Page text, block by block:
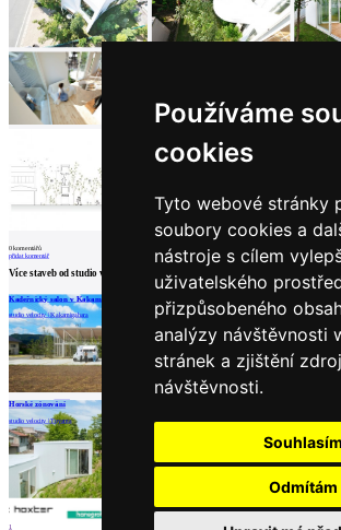
Používáme
cookies
Tyto webové stránky
soubory cookies a
nástroje s cílem
uživatelského
přizpůsobeného
analýzy návštěvnosti
stránek a zjištění
návštěvnosti.
Souhlasím
Odmítám
0komentářů
přidat komentář
Více staveb odstudio velocity
Kadeřnický salon v Kakamigahara
studio velocity | Kakamigahara
Dům Awazuku
studio velocity | Kota
Horské zónování
studio velocity | Toyama
načíst další
1
Katalog
architektů
Katalog
dodavatelů
Vložit
inzerát
burzy
práce
Přihlaste se k odběru našeho pravidelného
týdenního newsletteru:
Fill in „nospam“
© Archiweb, s.r.o. 1997-2026
ISSN: 1801-3902